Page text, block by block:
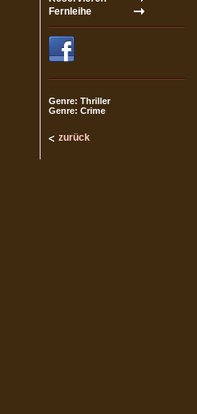
Genre: Thriller
Genre: Crime
zurück